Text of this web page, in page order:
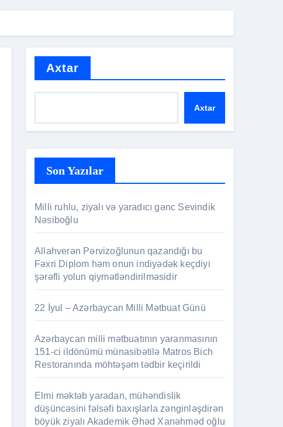
Axtar
Axtar
Son Yazılar
Milli ruhlu, ziyalı və yaradıcı gənc Sevindik
Nəsiboğlu
Allahverən Pərvizoğlunun qazandığı bu
Fəxri Diplom həm onun indiyədək keçdiyi
şərəfli yolun qiymətləndirilməsidir
22 İyul – Azərbaycan Milli Mətbuat Günü
Azərbaycan milli mətbuatının yaranmasının
151-ci ildönümü münasibətilə Matros Bich
Restoranında möhtəşəm tədbir keçirildi
Elmi məktəb yaradan, mühəndislik
düşüncəsini fəlsəfi baxışlarla zənginləşdirən
böyük ziyalı Akademik Əhəd Xanəhməd oğlu